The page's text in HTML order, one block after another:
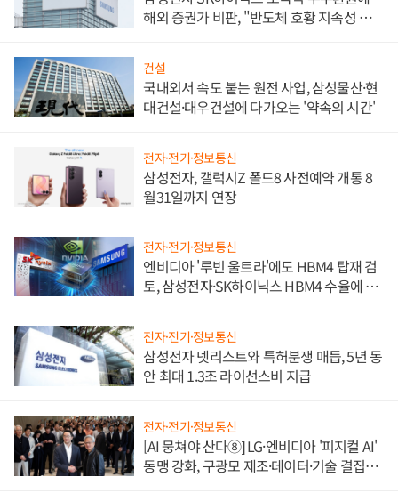
해외 증권가 비판, "반도체 호황 지속성 의
건설
국내외서 속도 붙는 원전 사업, 삼성물산·현
대건설·대우건설에 다가오는 '약속의 시간'
전자·전기·정보통신
삼성전자, 갤럭시Z 폴드8 사전예약 개통 8
월31일까지 연장
전자·전기·정보통신
엔비디아 '루빈 울트라'에도 HBM4 탑재 검
토, 삼성전자·SK하이닉스 HBM4 수율에 주
전자·전기·정보통신
삼성전자 넷리스트와 특허분쟁 매듭, 5년 동
안 최대 1.3조 라이선스비 지급
전자·전기·정보통신
[AI 뭉쳐야 산다⑧] LG·엔비디아 '피지컬 AI'
동맹 강화, 구광모 제조·데이터·기술 결집